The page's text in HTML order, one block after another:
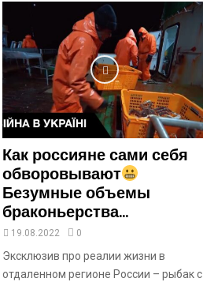
u
b
eКак россияне сами себя
обворовывают
Безумные объемы
браконьерства...
19.08.2022 0
Эксклюзив про реалии жизни в
отдаленном регионе России – рыбак с